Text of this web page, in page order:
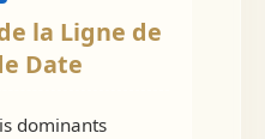
la Ligne de
Date
dominants